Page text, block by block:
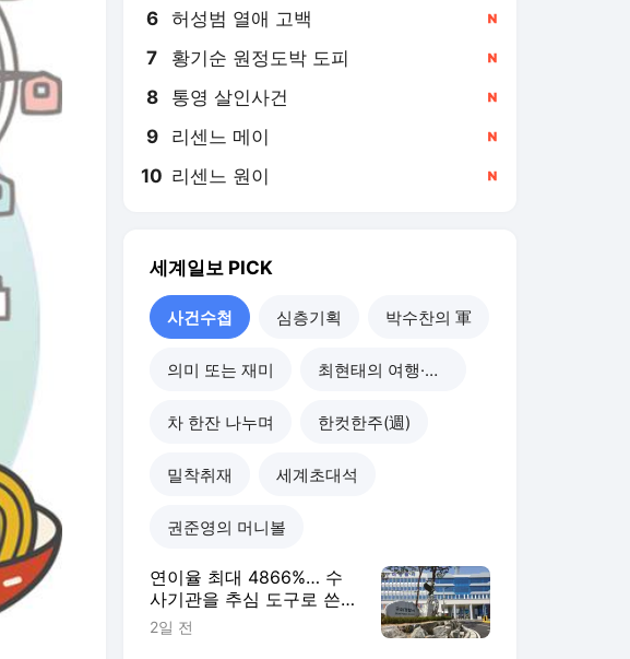
6 허성범 열애 고백
7 황기순 원정도박 도피
8 통영 살인사건
9 리센느 메이
10 리센느 원이
세계일보 PICK
사건수첩 심층기획 박수찬의 軍
의미 또는 재미 최현태의 여행·와인홀릭
차 한잔 나누며 한컷한주(週)
밀착취재 세계초대석
권준영의 머니볼
연이율 최대 4866%… 수
사기관을 추심 도구로 쓴
불법 대부업자 덜미 [사건
2일 전